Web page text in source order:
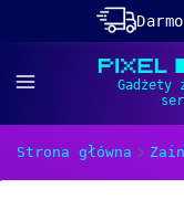
Strona główna